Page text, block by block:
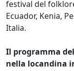
festival del
Ecuador, Kenia,
Italia.
Il programma
nella locandina